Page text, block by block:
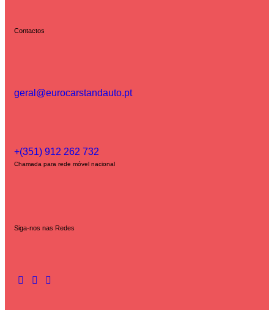
Contactos
geral@eurocarstandauto.pt
+(351) 912 262 732
Chamada para rede móvel nacional
Siga-nos nas Redes